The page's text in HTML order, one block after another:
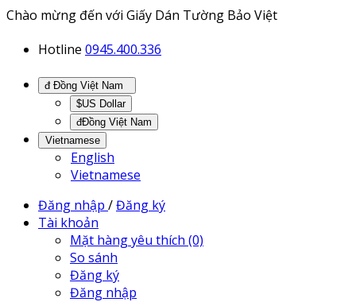
Chào mừng đến với Giấy Dán Tường Bảo Việt
Hotline 0945.400.336
$US Dollar
đĐồng Việt Nam
Vietnamese
English
Vietnamese
Đăng nhập /Đăng ký
Tài khoản
Mặt hàng yêu thích (0)
So sánh
Đăng ký
Đăng nhập